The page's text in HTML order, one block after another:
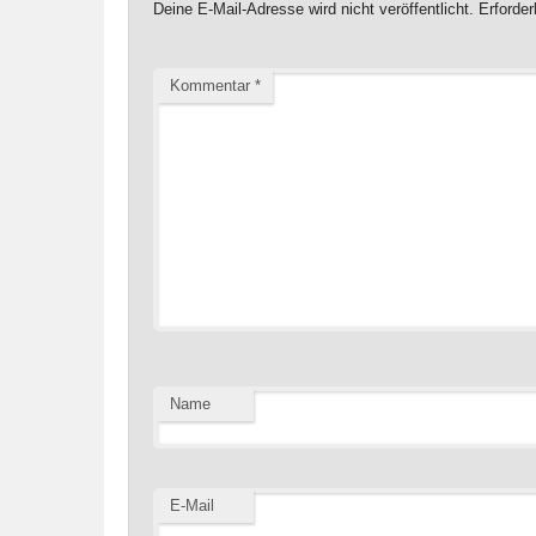
Deine E-Mail-Adresse wird nicht veröffentlicht.
Kommentar *
Name
E-Mail